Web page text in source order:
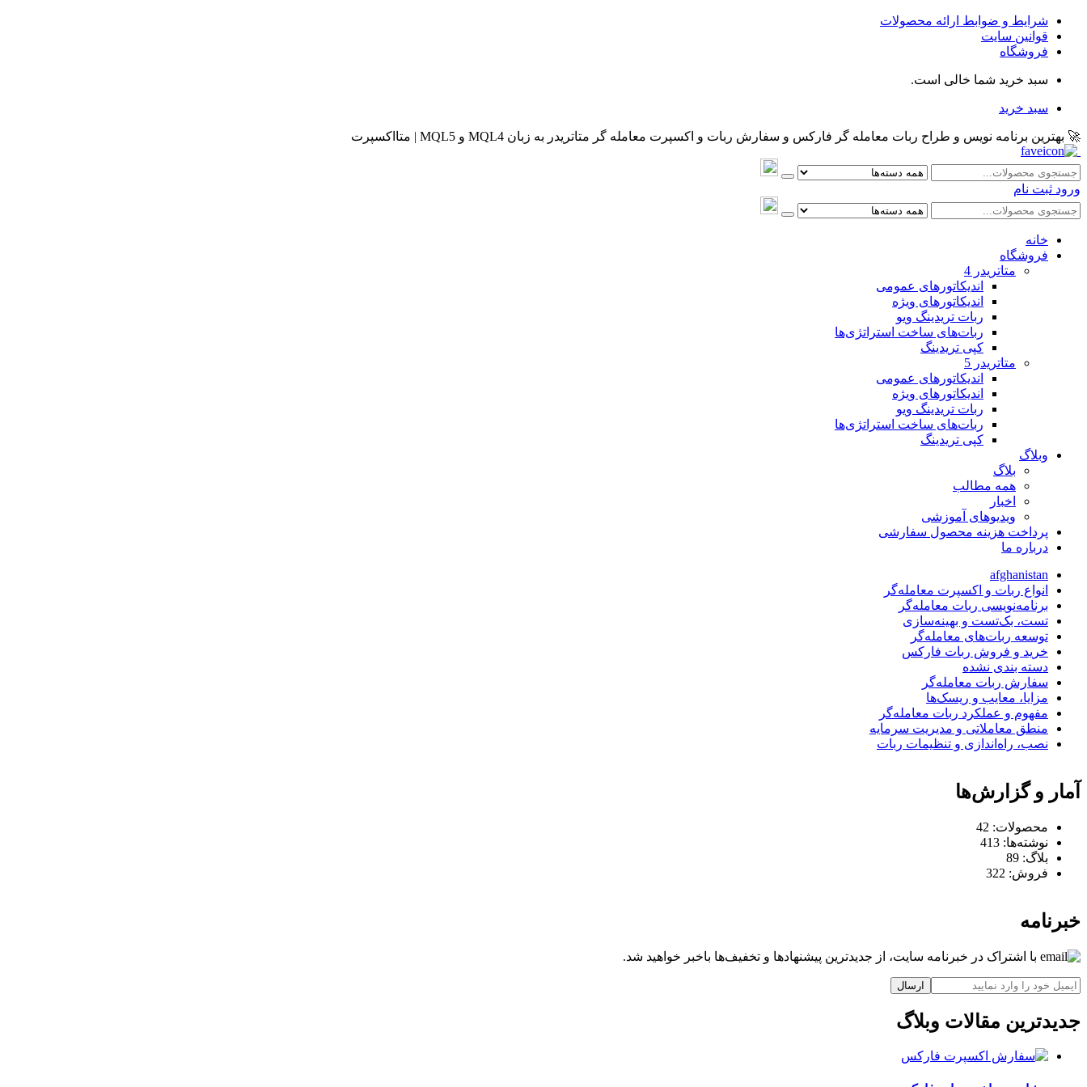
شرایط و ضوابط ارائه محصولات
قوانین سایت
فروشگاه
سبد خرید شما خالی است.
سبد خرید
🚀 بهترین برنامه نویس و طراح ربات معامله گر فارکس و سفارش ربات و اکسپرت معامله گر متاتریدر به زبان MQL4 و MQL5 | متااکسپرت
ورود ثبت نام
خانه
فروشگاه
متاتريدر 4
اندیکاتورهای عمومی
اندیکاتورهای ویژه
ربات تریدینگ ویو
ربات‌های ساخت استراتژی‌ها
کپی تریدینگ
متاتريدر 5
اندیکاتورهای عمومی
اندیکاتورهای ویژه
ربات تریدینگ ویو
ربات‌های ساخت استراتژی‌ها
کپی تریدینگ
وبلاگ
بلاگ
همه مطالب
اخبار
ویدیوهای آموزشی
پرداخت هزینه محصول سفارشی
درباره ما
afghanistan
انواع ربات و اکسپرت معامله‌گر
برنامه‌نویسی ربات معامله‌گر
تست، بک‌تست و بهینه‌سازی
توسعه ربات‌های معامله‌گر
خرید و فروش ربات فارکس
دسته بندی نشده
سفارش ربات معامله‌گر
مزایا، معایب و ریسک‌ها
مفهوم و عملکرد ربات معامله‌گر
منطق معاملاتی و مدیریت سرمایه
نصب، راه‌اندازی و تنظیمات ربات
آمار و گزارش‌ها
محصولات: 42
نوشته‌ها: 413
بلاگ: 89
فروش: 322
خبرنامه
با اشتراک در خبرنامه سایت، از جدیدترین پیشنهادها و تخفیف‌ها باخبر خواهید شد.
ارسال
جدیدترین مقالات وبلاگ